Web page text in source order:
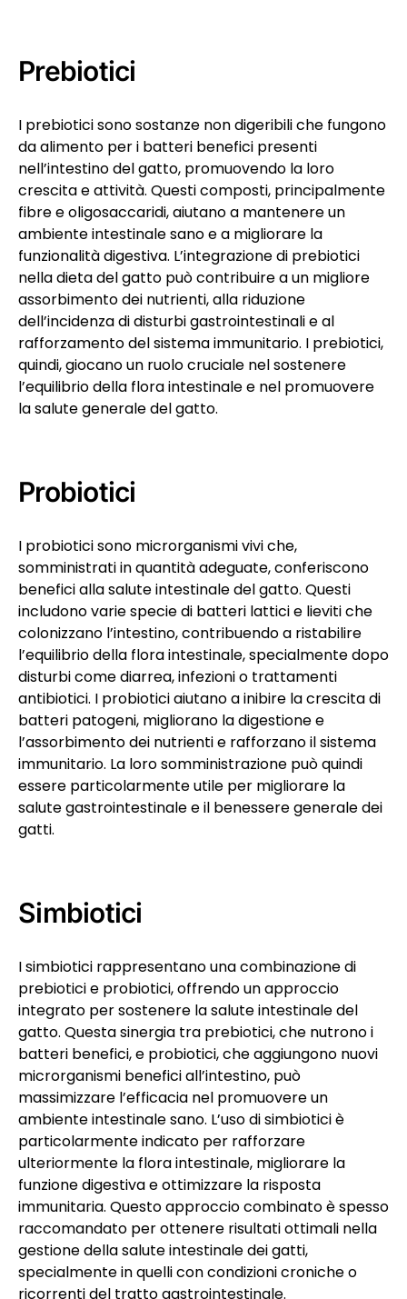
Prebiotici
I prebiotici sono sostanze non digeribili che fungono
da alimento per i batteri benefici presenti
nell’intestino del gatto, promuovendo la loro
crescita e attività. Questi composti, principalmente
fibre e oligosaccaridi, aiutano a mantenere un
ambiente intestinale sano e a migliorare la
funzionalità digestiva. L’integrazione di prebiotici
nella dieta del gatto può contribuire a un migliore
assorbimento dei nutrienti, alla riduzione
dell’incidenza di disturbi gastrointestinali e al
rafforzamento del sistema immunitario. I prebiotici,
quindi, giocano un ruolo cruciale nel sostenere
l’equilibrio della flora intestinale e nel promuovere
la salute generale del gatto.
Probiotici
I probiotici sono microrganismi vivi che,
somministrati in quantità adeguate, conferiscono
benefici alla salute intestinale del gatto. Questi
includono varie specie di batteri lattici e lieviti che
colonizzano l’intestino, contribuendo a ristabilire
l’equilibrio della flora intestinale, specialmente dopo
disturbi come diarrea, infezioni o trattamenti
antibiotici. I probiotici aiutano a inibire la crescita di
batteri patogeni, migliorano la digestione e
l’assorbimento dei nutrienti e rafforzano il sistema
immunitario. La loro somministrazione può quindi
essere particolarmente utile per migliorare la
salute gastrointestinale e il benessere generale dei
gatti.
Simbiotici
I simbiotici rappresentano una combinazione di
prebiotici e probiotici, offrendo un approccio
integrato per sostenere la salute intestinale del
gatto. Questa sinergia tra prebiotici, che nutrono i
batteri benefici, e probiotici, che aggiungono nuovi
microrganismi benefici all’intestino, può
massimizzare l’efficacia nel promuovere un
ambiente intestinale sano. L’uso di simbiotici è
particolarmente indicato per rafforzare
ulteriormente la flora intestinale, migliorare la
funzione digestiva e ottimizzare la risposta
immunitaria. Questo approccio combinato è spesso
raccomandato per ottenere risultati ottimali nella
gestione della salute intestinale dei gatti,
specialmente in quelli con condizioni croniche o
ricorrenti del tratto gastrointestinale.